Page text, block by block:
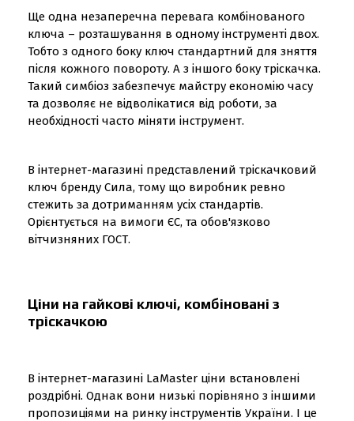
Ще одна незаперечна перевага комбінованого
ключа – розташування в одному інструменті двох.
Тобто з одного боку ключ стандартний для зняття
після кожного повороту. А з іншого боку тріскачка.
Такий симбіоз забезпечує майстру економію часу
та дозволяє не відволікатися від роботи, за
необхідності часто міняти інструмент.
В інтернет-магазині представлений тріскачковий
ключ бренду Сила, тому що виробник ревно
стежить за дотриманням усіх стандартів.
Орієнтується на вимоги ЄС, та обов'язково
вітчизняних ГОСТ.
Ціни на гайкові ключі, комбіновані з
тріскачкою
В інтернет-магазині LaMaster ціни встановлені
роздрібні. Однак вони низькі порівняно з іншими
пропозиціями на ринку інструментів України. І це